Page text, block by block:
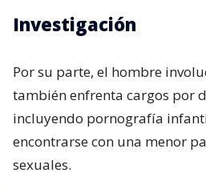
Investigación
Por su parte, el hombre
también enfrenta cargos por
incluyendo pornografía
encontrarse con una menor
sexuales.